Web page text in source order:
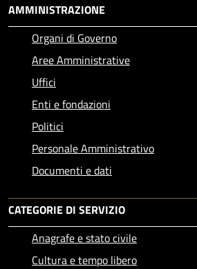
AMMINISTRAZIONE
Organi di Governo
Aree Amministrative
Uffici
Enti e fondazioni
Politici
Personale Amministrativo
Documenti e dati
CATEGORIE DI SERVIZIO
Anagrafe e stato civile
Cultura e tempo libero